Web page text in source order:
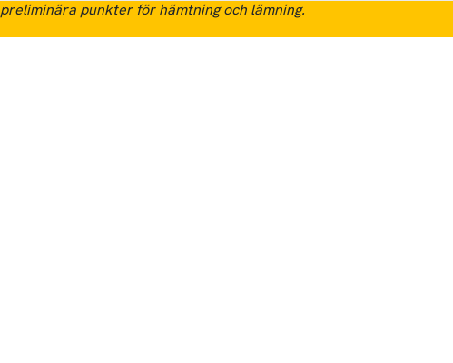
punkter för hämtning och lämning.